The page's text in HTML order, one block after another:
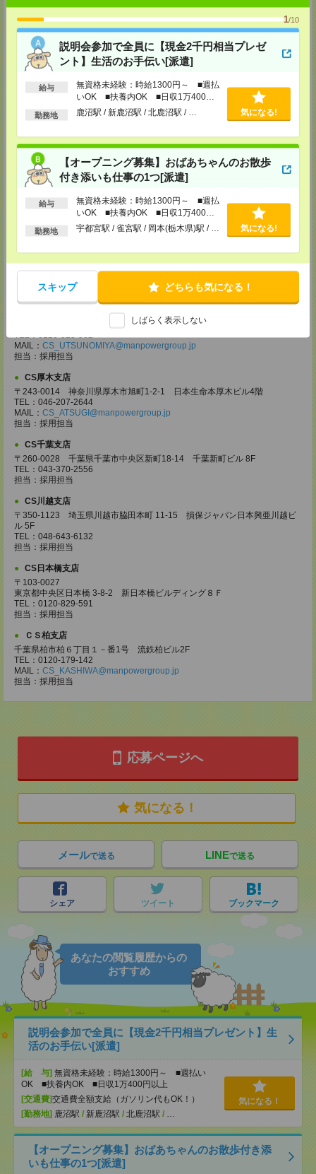
1/10
説明会参加で全員に【現金2千円相当プレゼ
ント】生活のお手伝い[派遣]
給与
無資格未経験：時給1300円～ ■週払
いOK ■扶養内OK ■日収1万400円
以上
勤務地 鹿沼駅 / 新鹿沼駅 / 北鹿沼駅 / … 気になる!
【オープニング募集】おばあちゃんのお散歩
付き添いも仕事の1つ[派遣]
給与
無資格未経験：時給1300円～ ■週払
いOK ■扶養内OK ■日収1万400円
以上
勤務地 宇都宮駅 / 雀宮駅 / 岡本(栃木県)駅 / … 気になる!
スキップ どちらも気になる！
しばらく表示しない
CS立川支店
〒190-0012
東京都立川市曙町2-34-7 ファーレイーストビル 8F
TEL：0120-659-460
MAIL：CS_TACHIKAWA@manpowergroup.jp
担当：採用担当
CS横浜支店
神奈川県横浜市西区みなとみらい 2-2-1 横浜ランドマークタワー36F
MAIL：
担当：採用担当
CS大宮支店
〒330-0854 埼玉県さいたま市大宮区桜木町 1-10-16 シーノ大宮ノース
ウイング 9階
TEL：0120-769-355
CS_OMIYA@manpowergroup.jp
担当：採用担当
〒321-0953 栃木県宇都宮市東宿郷3-2-18 高知穂ビル2Ｆ
TEL：0120-923-962
MAIL： CS_UTSUNOMIYA@manpowergroup.jp
担当：採用担当
CS厚木支店
〒243-0014 神奈川県厚木市旭町1-2-1 日本生命本厚木ビル4階
TEL：046-207-2644
MAIL： CS_ATSUGI@manpowergroup.jp
担当：採用担当
CS千葉支店
〒260-0028 千葉県千葉市中央区新町18-14 千葉新町ビル 8F
TEL：043-370-2556
担当：採用担当
CS川越支店
〒350-1123 埼玉県川越市脇田本町 11-15 損保ジャパン日本興亜川越ビ
ル 5F
TEL：048-643-6132
担当：採用担当
CS日本橋支店
〒103-0027
東京都中央区日本橋 3-8-2 新日本橋ビルディング８Ｆ
TEL：0120-829-591
担当：採用担当
ＣＳ柏支店
千葉県柏市柏６丁目１－番1号 流鉄柏ビル2F
TEL：0120-179-142
MAIL： CS_KASHIWA@manpowergroup.jp
担当：採用担当
応募ページへ
気になる！
メールで送る LINEで送る
シェア ツイート ブックマーク
あなたの閲覧履歴からの
おすすめ
説明会参加で全員に【現金2千円相当プレゼント】生
活のお手伝い[派遣]
[給 与] 無資格未経験：時給1300円～ ■週払い
OK ■扶養内OK ■日収1万400円以上
[交通費]交通費全額支給（ガソリン代もOK！）
[勤務地] 鹿沼駅 / 新鹿沼駅 / 北鹿沼駅 / …
気になる！
【オープニング募集】おばあちゃんのお散歩付き添
いも仕事の1つ[派遣]